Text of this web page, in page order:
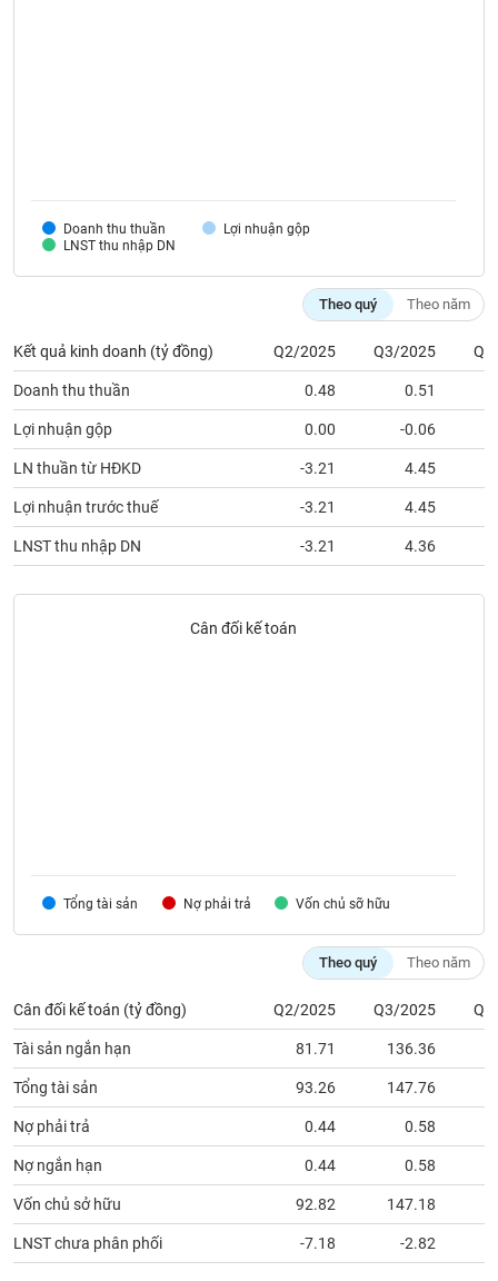
Doanh thu thuần
Lợi nhuận gộp
LNST thu nhập DN
Theo quý Theo năm
Kết quả kinh doanh (tỷ đồng) Q2/2025 Q3/2025
Doanh thu thuần 0.48 0.51
Lợi nhuận gộp 0.00 -0.06
LN thuần từ HĐKD -3.21 4.45
Lợi nhuận trước thuế -3.21 4.45
LNST thu nhập DN -3.21 4.36
Cân đối kế toán
Tổng tài sản Nợ phải trả Vốn chủ sỡ hữu
Theo quý Theo năm
Cân đối kế toán (tỷ đồng) Q2/2025 Q3/2025
Tài sản ngắn hạn 81.71 136.36
Tổng tài sản 93.26 147.76
Nợ phải trả 0.44 0.58
Nợ ngắn hạn 0.44 0.58
Vốn chủ sở hữu 92.82 147.18
LNST chưa phân phối -7.18 -2.82
THÔNG
TIN
VỤ
TRUYỀN
THÔNG
Mã
khoán
Tất cả Cổ phiếu Chứng chỉ quỹ Chứng
đạo
(-)
Tất cả Người nội bộ Người liên quan Cổ đông lớn
Tin
tức
(-)